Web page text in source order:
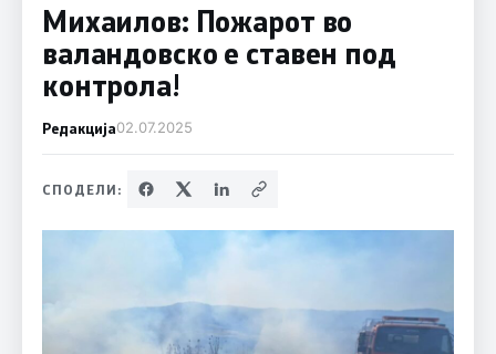
Михаилов: Пожарот во
валандовско е ставен под
контрола!
Редакција02.07.2025
СПОДЕЛИ: